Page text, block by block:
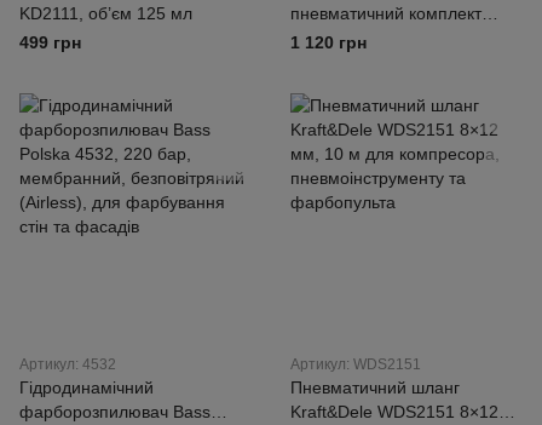
KD2111, об’єм 125 мл
499 грн
пневматичний комплект
Kraft&Dele KD2100
1 120 грн
Артикул: 4532
Гідродинамічний
фарборозпилювач Bass
Артикул: WDS2151
Пневматичний шланг
Kraft&Dele WDS2151 8×12